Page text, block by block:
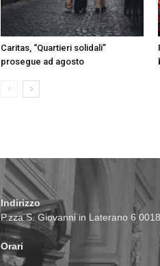
Caritas, “Quartieri solidali”
prosegue ad agosto
Indirizzo
P.zza S. Giovanni in Laterano 6
Orari